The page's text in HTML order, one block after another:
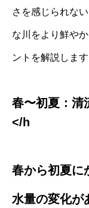
さを感じられな
な川をより鮮や
ントを解説します
春〜初夏：清
</h
春から初夏に
水量の変化が